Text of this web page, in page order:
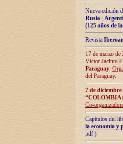
Nueva edición
Rusia -
(125 años de
Revista
17 de marzo
Víctor Jacinto
Paraguay.
del Paraguay.
7 de
Co-
Capítulos del
la economía y
pdf )